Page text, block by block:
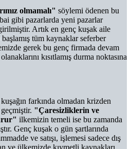
olmamalı" söylemi ödenen bu
gibi pazarlarda yeni pazarlar
Artık en genç kuşak aile
tüm kaynaklar seferber
gerek bu genç firmada devam
kısıtlamış durma noktasına
farkında olmadan krizden
"Çaresizliklerin ve
ilkemizin temeli ise bu zamanda
Genç kuşak o gün şartlarında
ve satışı, işlemesi sadece dış
ve ülkemizde kıymetli kaynakları